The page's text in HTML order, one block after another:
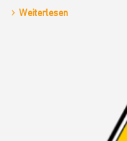
Weiterlesen